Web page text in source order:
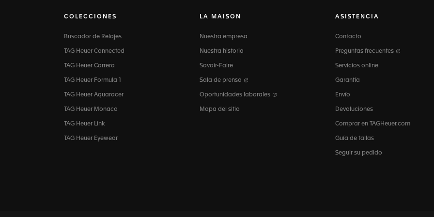
COLECCIONES
Buscador de Relojes
TAG Heuer Connected
TAG Heuer Carrera
TAG Heuer Formula 1
TAG Heuer Aquaracer
TAG Heuer Monaco
TAG Heuer Link
TAG Heuer Eyewear
LA MAISON
Nuestra empresa
Nuestra historia
Savoir-Faire
Sala de prensa
Oportunidades laborales
Mapa del sitio
ASISTENCIA
Contacto
Preguntas frecuentes
Servicios online
Garantía
Envío
Devoluciones
Comprar en TAGHeuer.com
Guía de tallas
Seguir su pedido